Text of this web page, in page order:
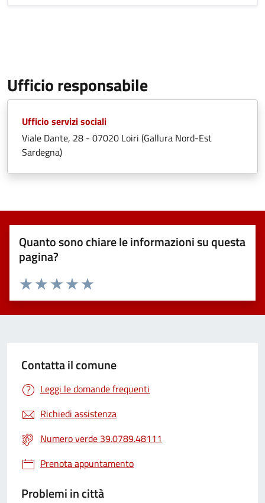
Ufficio responsabile
Ufficio servizi sociali
Viale Dante, 28 - 07020 Loiri (Gallura Nord-Est
Sardegna)
Quanto sono chiare le informazioni su questa
pagina?
Valuta 5 stelle su 5
Valuta 4 stelle su 5
Valuta 3 stelle su 5
Valuta 2 stelle su 5
Valuta 1 stelle su 5
Contatta il comune
Leggi le domande frequenti
Richiedi assistenza
Numero verde 39.0789.48111
Prenota appuntamento
Problemi in città